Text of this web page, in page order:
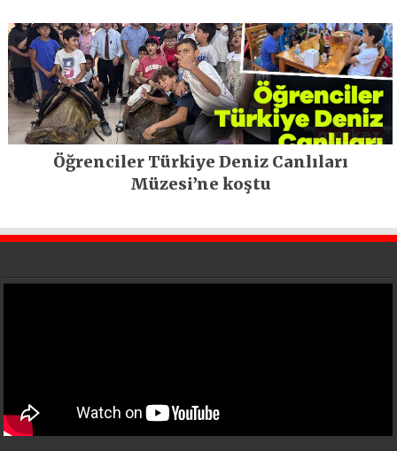
Öğrenciler Türkiye Deniz Canlıları
Müzesi’ne koştu